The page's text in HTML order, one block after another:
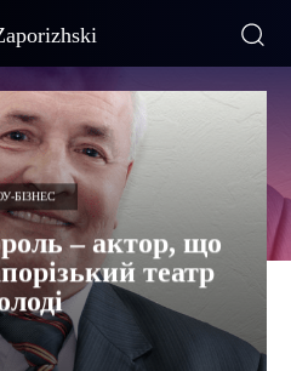
БІЗНЕС
– актор, що
театр